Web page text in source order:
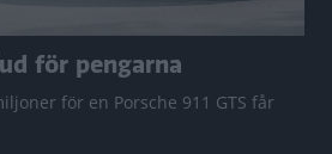
för pengarna
för en Porsche 911 GTS får